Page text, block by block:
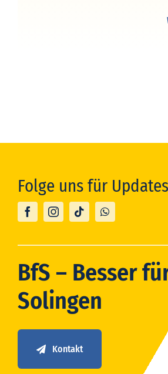
Folge uns für
BfS – Besser
Solingen
Kontakt